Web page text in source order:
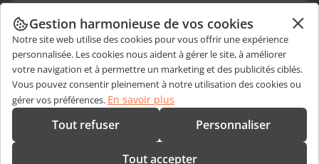
Docs
DocSpace
Workspace
Connecteurs
Applications de bureau
Applications mobiles
COLLABORATION
Pour les contributeurs
Pour les traducteurs
Pour les influenceurs
Offres d'emploi
OBTENIR DES NOUVELLES
Blog
OBTENIR DE L'AIDE
Forum
CONTACTEZ-NOUS
Questions de ventes
sales@onlyoffice.com
Gestion harmonieuse de vos cookies
Notre site web utilise des cookies pour vous offrir une expérience
personnalisée. Les cookies nous aident à gérer le site, à améliorer
votre navigation et à permettre un marketing et des publicités ciblés.
Vous pouvez consentir pleinement à notre utilisation des cookies ou
gérer vos préférences. En savoir plus
Tout refuser Personnaliser
Tout accepter